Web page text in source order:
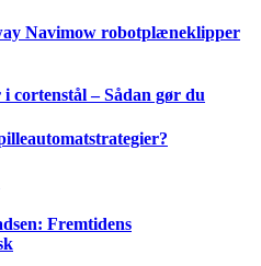
Navimow robotplæneklipper
cortenstål – Sådan gør du
Fremtidens